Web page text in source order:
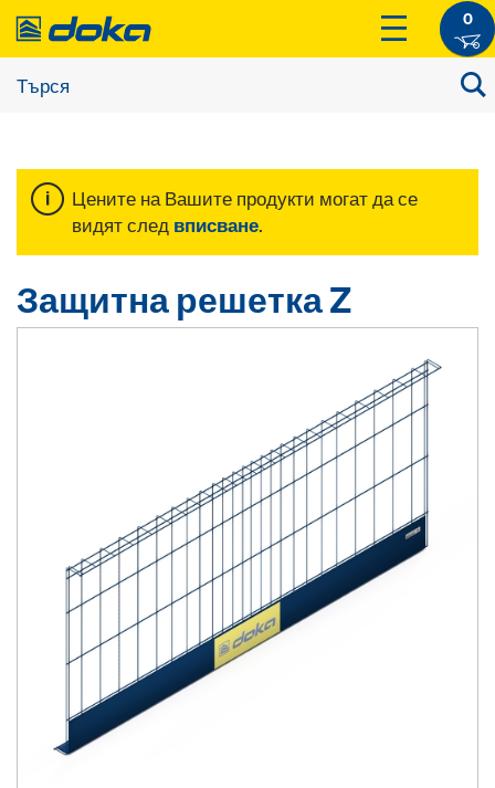
0
Цените на Вашите продукти могат да се
видят след вписване.
Защитна решетка Z